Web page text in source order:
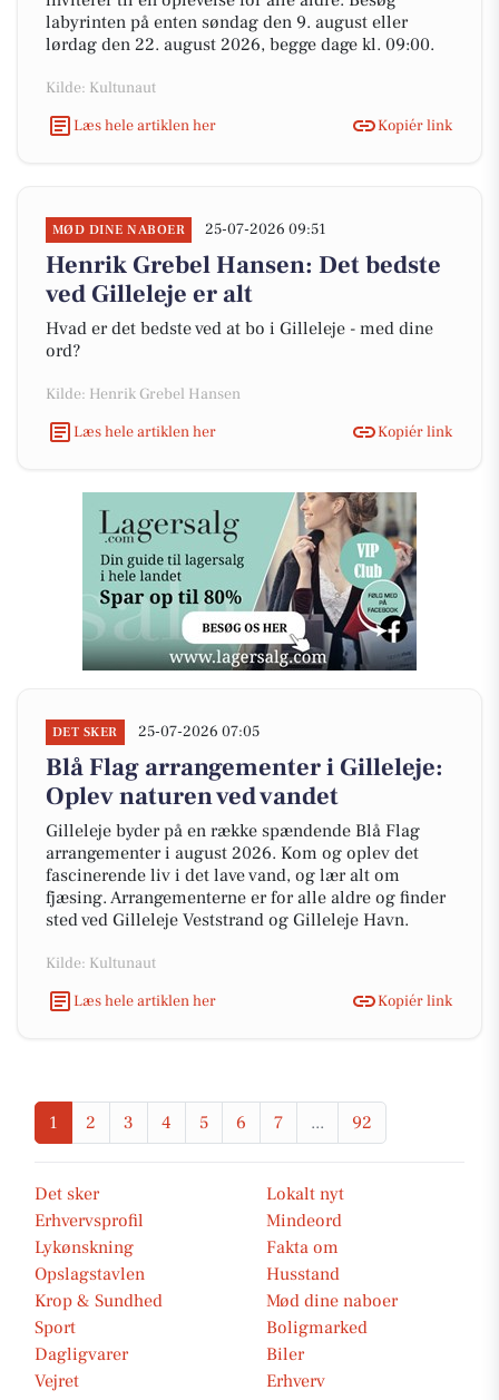
labyrinten på enten søndag den 9. august eller
lørdag den 22. august 2026, begge dage kl. 09:00.
Kilde: Kultunaut
Læs hele artiklen her
Kopiér link
MØD DINE NABOER 25-07-2026 09:51
Henrik Grebel Hansen: Det bedste
ved Gilleleje er alt
Hvad er det bedste ved at bo i Gilleleje - med dine
ord?
Kilde: Henrik Grebel Hansen
Læs hele artiklen her
Kopiér link
DET SKER 25-07-2026 07:05
Blå Flag arrangementer i Gilleleje:
Oplev naturen ved vandet
Gilleleje byder på en række spændende Blå Flag
arrangementer i august 2026. Kom og oplev det
fascinerende liv i det lave vand, og lær alt om
fjæsing. Arrangementerne er for alle aldre og finder
sted ved Gilleleje Veststrand og Gilleleje Havn.
Kilde: Kultunaut
Læs hele artiklen her
Kopiér link
1 2 3 4 5 6 7 ... 92
Det sker
Lokalt nyt
Erhvervsprofil
Mindeord
Lykønskning
Fakta om
Opslagstavlen
Husstand
Krop & Sundhed
Mød dine naboer
Sport
Boligmarked
Dagligvarer
Biler
Vejret
Erhverv